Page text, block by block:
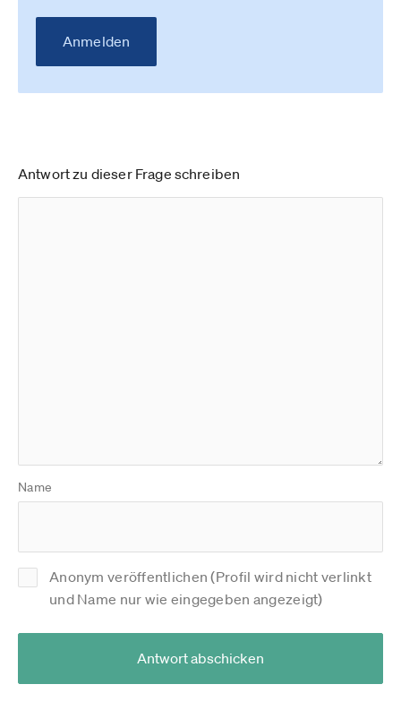
Anmelden
Antwort zu dieser Frage schreiben
Name
Anonym veröffentlichen (Profil wird nicht verlinkt
und Name nur wie eingegeben angezeigt)
Antwort abschicken